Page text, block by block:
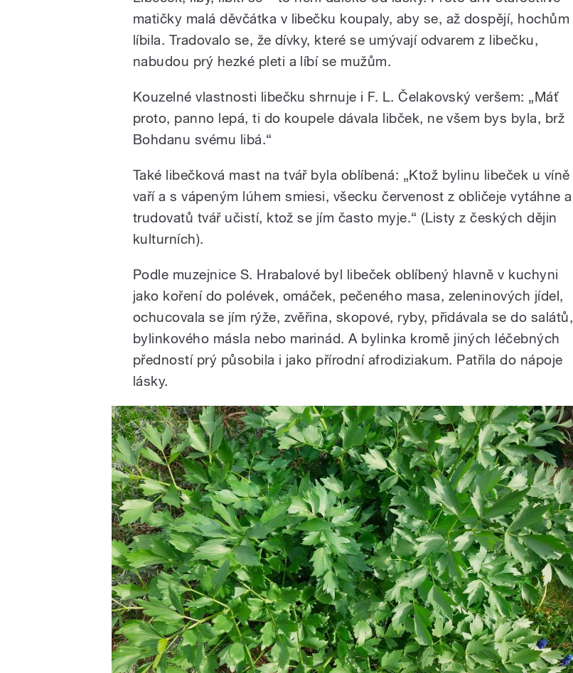
matičky malá děvčátka v libečku koupaly, aby se, až dospějí, hochům
líbila. Tradovalo se, že dívky, které se umývají odvarem z libečku,
nabudou prý hezké pleti a líbí se mužům.
Kouzelné vlastnosti libečku shrnuje i F. L. Čelakovský veršem: „Máť
proto, panno lepá, ti do koupele dávala libček, ne všem bys byla, brž
Bohdanu svému libá.“
Také libečková mast na tvář byla oblíbená: „Ktož bylinu libeček u víně
vaří a s vápeným lúhem smiesi, všecku červenost z obličeje vytáhne a
trudovatů tvář učistí, ktož se jím často myje.“ (Listy z českých dějin
kulturních).
Podle muzejnice S. Hrabalové byl libeček oblíbený hlavně v kuchyni
jako koření do polévek, omáček, pečeného masa, zeleninových jídel,
ochucovala se jím rýže, zvěřina, skopové, ryby, přidávala se do salátů,
bylinkového másla nebo marinád. A bylinka kromě jiných léčebných
předností prý působila i jako přírodní afrodiziakum. Patřila do nápoje
lásky.